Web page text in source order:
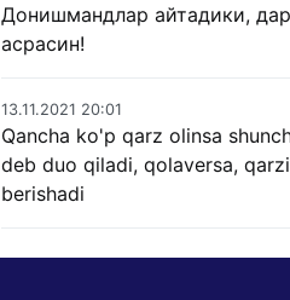
Донишмандлар айтадики,
асрасин!
13.11.2021 20:01
Qancha ko'p qarz olinsa
deb duo qiladi, qolaversa,
berishadi